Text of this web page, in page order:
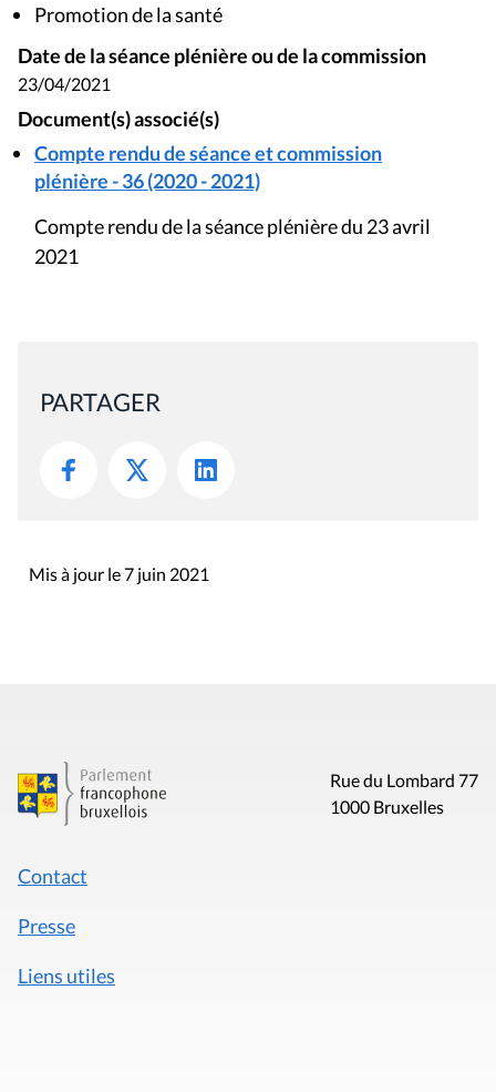
Promotion de la santé
Date de la séance plénière ou de la commission
23/04/2021
Document(s) associé(s)
Compte rendu de séance et commission
plénière - 36 (2020 - 2021)
Compte rendu de la séance plénière du 23 avril
2021
PARTAGER
Mis à jour le 7 juin 2021
Rue du Lombard 77
1000 Bruxelles
Contact
Presse
Liens utiles